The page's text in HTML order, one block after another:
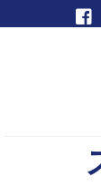
取扱車